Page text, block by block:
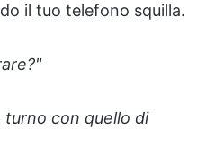
il tuo telefono squilla.
turno con quello di